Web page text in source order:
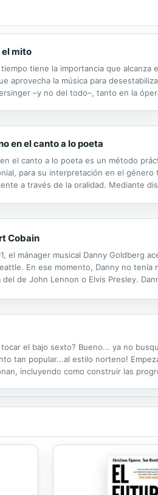
el mito
tiene la importancia que
aprovecha la música para
–y no del todo–, tanto en la
en el canto a lo poeta
el canto a lo poeta es un método
para su interpretación en el
a través de la oralidad. Mediante
Cobain
el mánager musical Danny Goldberg
En ese momento, Danny no
del de John Lennon o Elvis Presley.
el bajo sexto? Bueno... ya no
tan popular...al estilo norteno!
incluyendo como construir las